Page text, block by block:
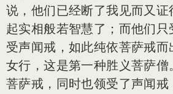
说，他们已经断了我见而又
起实相般若智慧了；而他们
受声闻戒，如此纯依菩萨戒
女行，这是第一种胜义菩萨僧
菩萨戒，同时也领受了声闻戒